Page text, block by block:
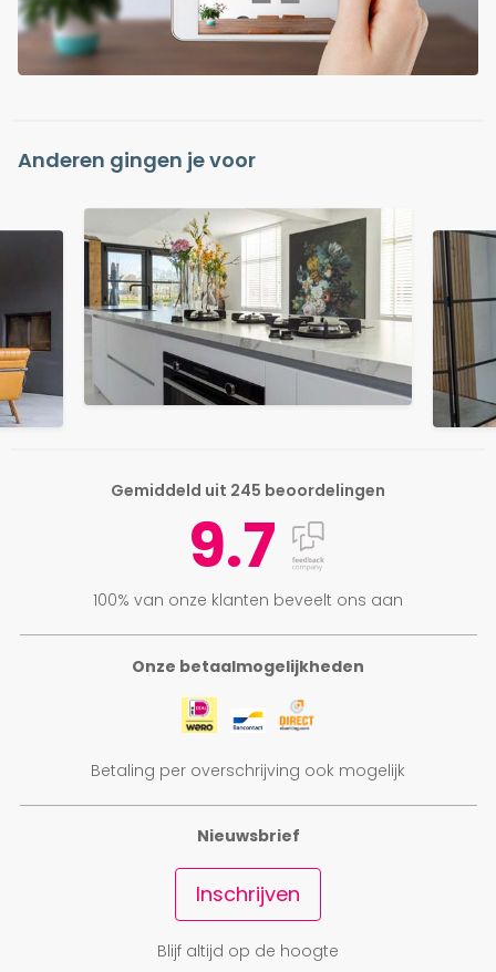
Anderen gingen je voor
Onze betaalmogelijkheden
Betaling per overschrijving ook mogelijk
Gemiddeld uit 245 beoordelingen
9.7
100% van onze klanten beveelt ons aan
Nieuwsbrief
Inschrijven
Blijf altijd op de hoogte